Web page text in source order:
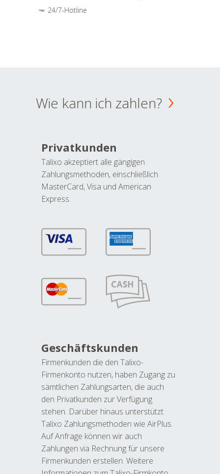
24/7-Hotline
Wie kann ich zahlen?
Privatkunden
Talixo akzeptiert alle gängigen
Zahlungsmethoden, einschließlich
MasterCard, Visa und American
Express.
Geschäftskunden
Firmenkunden die den Talixo-
Firmenkonto nutzen, haben Zugang zu
sämtlichen Zahlungsarten, die auch
den Privatkunden zur Verfügung
stehen. Darüber hinaus unterstützt
Talixo Zahlungsmethoden wie AirPlus.
Auf Anfrage können wir auch
Zahlungen via Rechnung für unsere
Firmenkunden erstellen. Weitere